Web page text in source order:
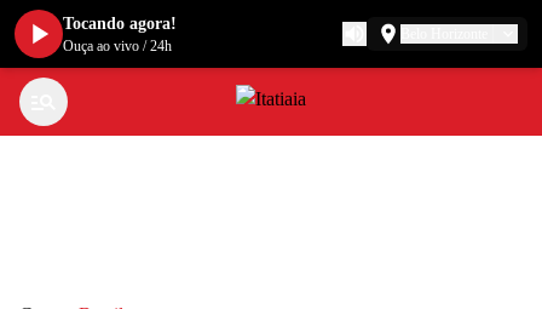
Tocando agora!
Ouça ao vivo /24h